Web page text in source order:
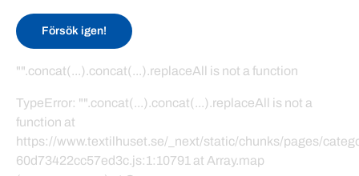
Försök igen!
"".concat(...).concat(...).replaceAll is not a function
TypeError: "".concat(...).concat(...).replaceAll is not a
function at
https://www.textilhuset.se/_next/static/chunks/pages/
60d73422cc57ed3c.js:1:10791 at Array.map